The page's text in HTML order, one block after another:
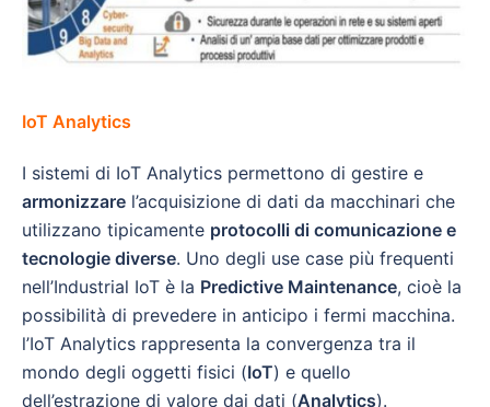
IoT Analytics
I sistemi di IoT Analytics permettono di gestire e
armonizzare l’acquisizione di dati da macchinari che
utilizzano tipicamente protocolli di comunicazione e
tecnologie diverse. Uno degli use case più frequenti
nell’Industrial IoT è la Predictive Maintenance, cioè la
possibilità di prevedere in anticipo i fermi macchina.
l’IoT Analytics rappresenta la convergenza tra il
mondo degli oggetti fisici (IoT) e quello
dell’estrazione di valore dai dati (Analytics).